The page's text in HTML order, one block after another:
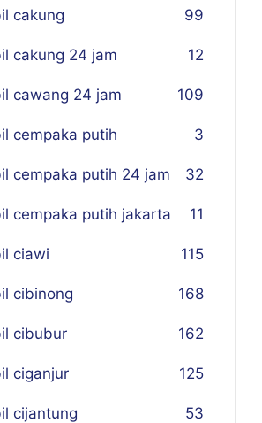
cakung 99
cakung 24 jam 12
cawang 24 jam 109
cempaka putih 3
cempaka putih 24 jam 32
cempaka putih jakarta 11
ciawi 115
cibinong 168
cibubur 162
ciganjur 125
cijantung 53